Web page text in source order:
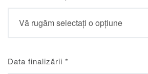
Data finalizării *